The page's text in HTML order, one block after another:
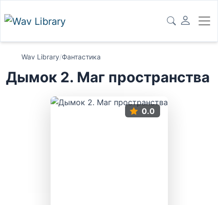
Wav Library/Фантастика
Дымок 2. Маг пространства
0.0